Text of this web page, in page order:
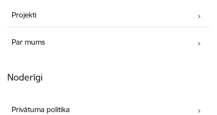
Projekti
Par mums
Noderīgi
Privātuma politika